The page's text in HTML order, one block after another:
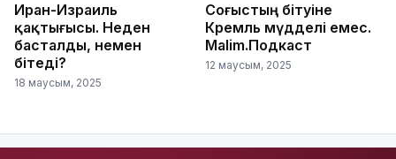
Иран-Израиль
қақтығысы. Неден
басталды, немен
бітеді?
18 маусым, 2025
Соғыстың бітуіне
Кремль мүдделі емес.
Malim.Подкаст
12 маусым, 2025